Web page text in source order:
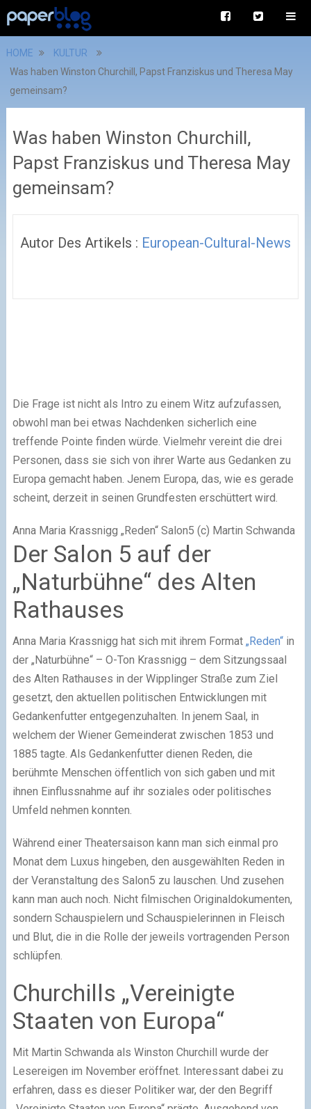
HOME
KULTUR
Was haben Winston Churchill, Papst Franziskus und Theresa May
gemeinsam?
Was haben Winston Churchill,
Papst Franziskus und Theresa May
gemeinsam?
Autor Des Artikels : European-Cultural-News
Die Frage ist nicht als Intro zu einem Witz aufzufassen,
obwohl man bei etwas Nachdenken sicherlich eine
treffende Pointe finden würde. Vielmehr vereint die drei
Personen, dass sie sich von ihrer Warte aus Gedanken zu
Europa gemacht haben. Jenem Europa, das, wie es gerade
scheint, derzeit in seinen Grundfesten erschüttert wird.
Anna Maria Krassnigg „Reden“ Salon5 (c) Martin Schwanda
Der Salon 5 auf der
„Naturbühne“ des Alten
Rathauses
Anna Maria Krassnigg hat sich mit ihrem Format „Reden“ in
der „Naturbühne“ – O-Ton Krassnigg – dem Sitzungssaal
des Alten Rathauses in der Wipplinger Straße zum Ziel
gesetzt, den aktuellen politischen Entwicklungen mit
Gedankenfutter entgegenzuhalten. In jenem Saal, in
welchem der Wiener Gemeinderat zwischen 1853 und
1885 tagte. Als Gedankenfutter dienen Reden, die
berühmte Menschen öffentlich von sich gaben und mit
ihnen Einflussnahme auf ihr soziales oder politisches
Umfeld nehmen konnten.
Während einer Theatersaison kann man sich einmal pro
Monat dem Luxus hingeben, den ausgewählten Reden in
der Veranstaltung des Salon5 zu lauschen. Und zusehen
kann man auch noch. Nicht filmischen Originaldokumenten,
sondern Schauspielern und Schauspielerinnen in Fleisch
und Blut, die in die Rolle der jeweils vortragenden Person
schlüpfen.
Churchills „Vereinigte
Staaten von Europa“
Mit Martin Schwanda als Winston Churchill wurde der
Lesereigen im November eröffnet. Interessant dabei zu
erfahren, dass es dieser Politiker war, der den Begriff